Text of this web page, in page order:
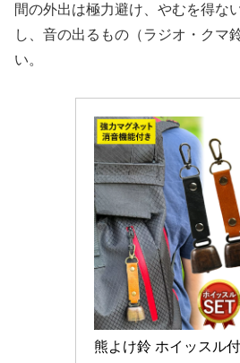
間の外出は極力避け、やむを得な
し、音の出るもの（ラジオ・クマ
い。
熊よけ鈴 ホイッスル